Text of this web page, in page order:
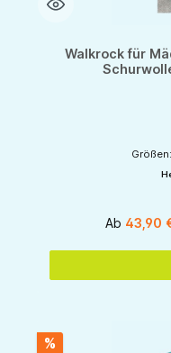
Walkrock für
Ab 43,90
%